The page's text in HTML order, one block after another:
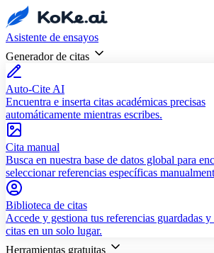
Asistente de ensayos
Generador de citas
Auto-Cite AI
Encuentra e inserta citas académicas precisas
automáticamente mientras escribes.
Cita manual
Busca en nuestra base de datos global para
seleccionar referencias específicas
Biblioteca de citas
Accede y gestiona tus referencias guardadas
citas en un solo lugar.
Herramientas gratuitas